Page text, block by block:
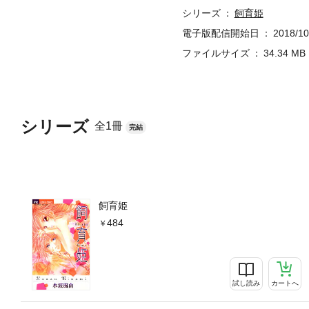
シリーズ 全1冊 完結
飼育姫
484
試し読み カートへ
シリーズ
飼育姫
電子版配信開始日
2018/
ファイルサイズ
34.34 MB